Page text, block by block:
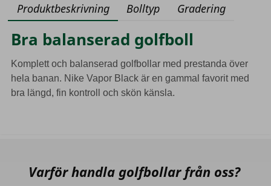
Produktbeskrivning Bolltyp Gradering
Bra balanserad golfboll
Komplett och balanserad golfbollar med prestanda över
hela banan. Nike Vapor Black är en gammal favorit med
bra längd, fin kontroll och skön känsla.
Varför handla golfbollar från oss?